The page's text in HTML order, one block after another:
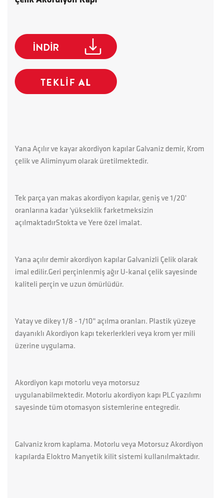
Yana Açılır ve kayar akordiyon kapılar Galvaniz demir, Krom
çelik ve Aliminyum olarak üretilmektedir.
Tek parça yan makas akordiyon kapılar, geniş ve 1/20'
oranlarına kadar 'yükseklik farketmeksizin
açılmaktadırStokta ve Yere özel imalat.
Yana açılır demir akordiyon kapılar Galvanizli Çelik olarak
imal edilir.Geri perçinlenmiş ağır U-kanal çelik sayesinde
kaliteli perçin ve uzun ömürlüdür.
Yatay ve dikey 1/8 - 1/10" açılma oranları. Plastik yüzeye
dayanıklı Akordiyon kapı tekerlerkleri veya krom yer mili
üzerine uygulama.
Akordiyon kapı motorlu veya motorsuz
uygulanabilmektedir. Motorlu akordiyon kapı PLC yazılımı
sayesinde tüm otomasyon sistemlerine entegredir.
Galvaniz krom kaplama. Motorlu veya Motorsuz Akordiyon
kapılarda Eloktro Manyetik kilit sistemi kullanılmaktadır.